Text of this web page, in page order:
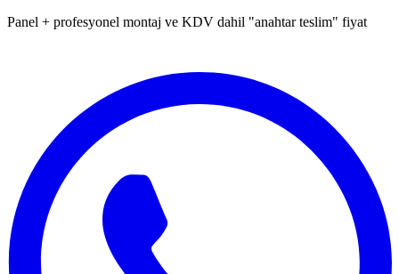
Panel + profesyonel montaj ve KDV dahil "anahtar teslim" fiyat